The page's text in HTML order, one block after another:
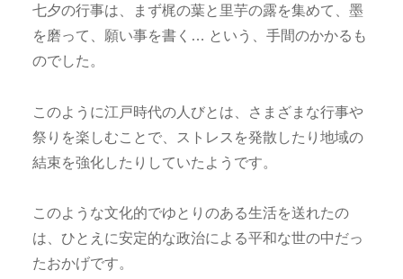
七夕の行事は、まず梶の葉と里芋の露を集めて、墨
を磨って、願い事を書く… という、手間のかかるも
のでした。
このように江戸時代の人びとは、さまざまな行事や
祭りを楽しむことで、ストレスを発散したり地域の
結束を強化したりしていたようです。
このような文化的でゆとりのある生活を送れたの
は、ひとえに安定的な政治による平和な世の中だっ
たおかげです。